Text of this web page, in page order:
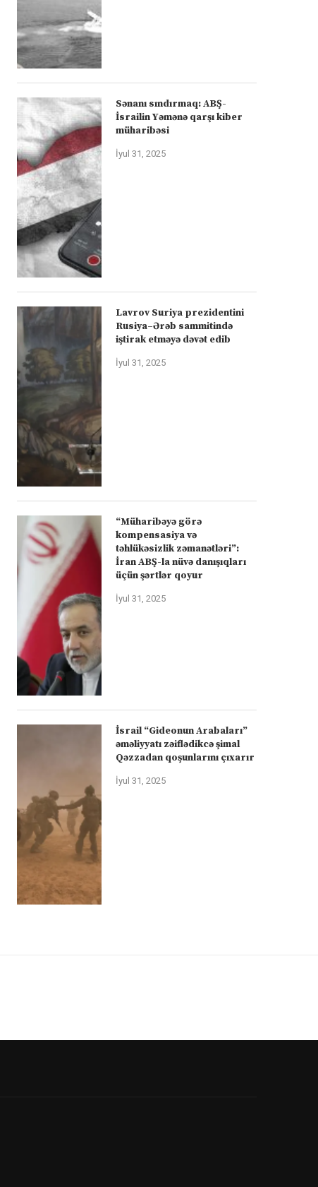
Sənanı sındırmaq: ABŞ-
İsrailin Yəmənə qarşı kiber
müharibəsi
İyul 31, 2025
Lavrov Suriya prezidentini
Rusiya–Ərəb sammitində
iştirak etməyə dəvət edib
İyul 31, 2025
“Müharibəyə görə
kompensasiya və
təhlükəsizlik zəmanətləri”:
İran ABŞ-la nüvə danışıqları
üçün şərtlər qoyur
İyul 31, 2025
İsrail “Gideonun Arabaları”
əməliyyatı zəiflədikcə şimal
Qəzzadan qoşunlarını çıxarır
İyul 31, 2025